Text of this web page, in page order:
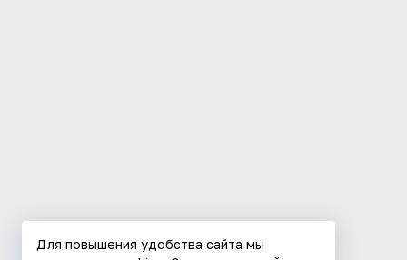
Для повышения удобства сайта мы